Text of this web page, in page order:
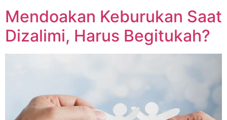
Mendoakan Keburukan Saat
Dizalimi, Harus Begitukah?